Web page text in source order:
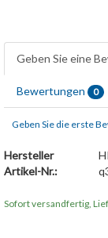
Geben Sie eine
Bewertungen 0
Geben Sie die erste
Hersteller
Artikel-Nr.:
Sofort versandfertig,